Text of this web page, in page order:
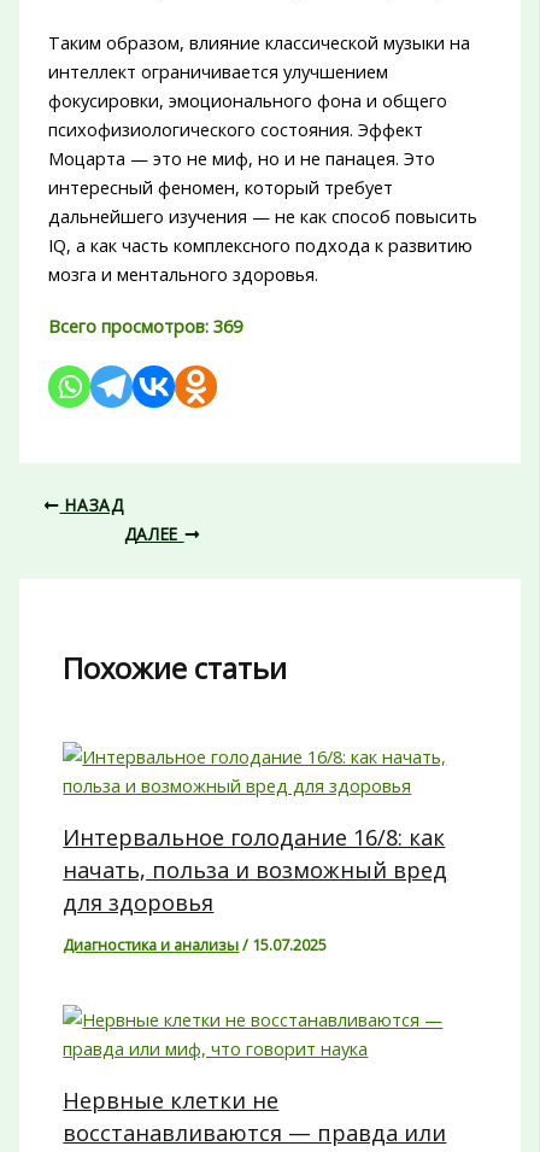
Таким образом, влияние классической музыки на
интеллект ограничивается улучшением
фокусировки, эмоционального фона и общего
психофизиологического состояния. Эффект
Моцарта — это не миф, но и не панацея. Это
интересный феномен, который требует
дальнейшего изучения — не как способ повысить
IQ, а как часть комплексного подхода к развитию
мозга и ментального здоровья.
Всего просмотров: 369
НАЗАД
ДАЛЕЕ
Похожие статьи
Интервальное голодание 16/8: как
начать, польза и возможный вред
для здоровья
Диагностика и анализы/ 15.07.2025
Нервные клетки не
восстанавливаются — правда или